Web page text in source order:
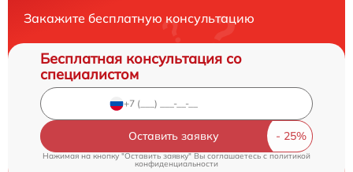
Закажите бесплатную консультацию
Бесплатная консультация со
специалистом
Оставить заявку
Нажимая на кнопку "Оставить заявку" Вы соглашаетесь cполитикой
конфиденциальности